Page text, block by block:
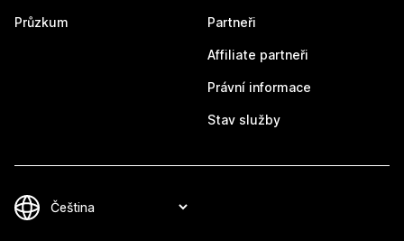
Průzkum Partneři
Affiliate partneři
Právní informace
Stav služby